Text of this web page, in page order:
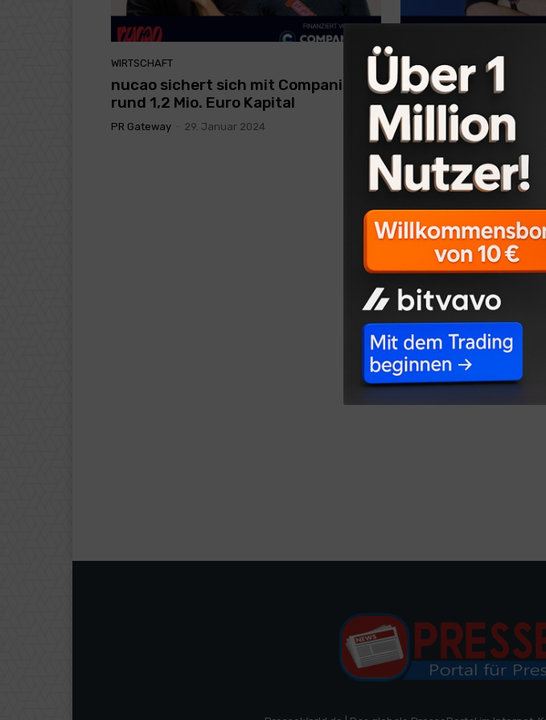
WIRTSCHAFT
nucao sichert sich mit Companisto
rund 1,2 Mio. Euro Kapital
PR Gateway 29. Januar 2024
WIRTSCHAFT
Kauz erhält rund
Kapital mit
PR Gateway - 24. Januar